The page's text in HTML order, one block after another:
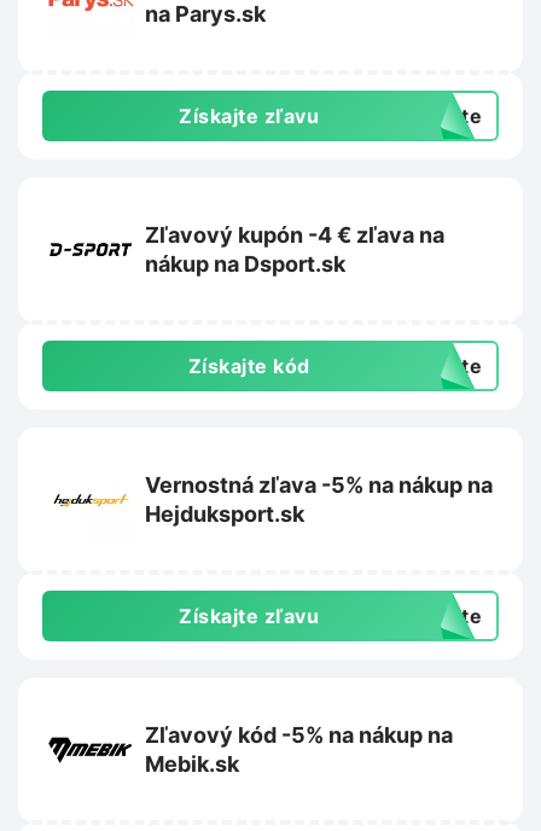
na Parys.sk
Získajte zľavu exte
Zľavový kupón -4 € zľava na
nákup na Dsport.sk
Získajte kód exte
Vernostná zľava -5% na nákup na
Hejduksport.sk
Získajte zľavu exte
Zľavový kód -5% na nákup na
Mebik.sk